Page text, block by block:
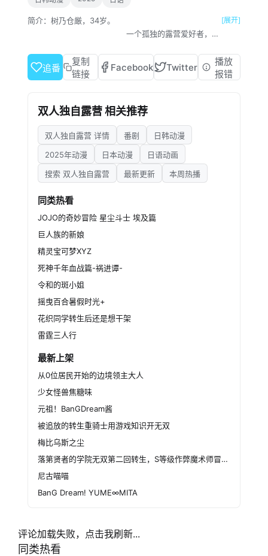
简介： 树乃仓厳，34岁。
一个孤独的露营爱好者，
在一次露营结
束后准备返回时，厳遇到了一个超新手的露营者
是与雫一起开始了“二人独自露营”！
厳安静的
露营生活将会发生怎样的变化呢……
[展开]
追番
复制
链接
Facebook Twitter
播放
报错
双人独自露营 相关推荐
双人独自露营 详情 番剧
日韩动漫
2025年动漫
日本动漫
日语动画
搜索 双人独自露营
最新更新 本周热播
同类热看
JOJO的奇妙冒险 星尘斗士 埃及篇
巨人族的新娘
精灵宝可梦XYZ
死神千年血战篇-祸进谭-
令和的斑小姐
摇曳百合暑假时光+
花织同学转生后还是想干架
雷霆三人行
最新上架
从0位居民开始的边境领主大人
少女怪兽焦糖味
元祖！BanGDream酱
被追放的转生重骑士用游戏知识开无双
梅比乌斯之尘
落第贤者的学院无双第二回转生，S等级作弊魔术师冒险记
尼古喵喵
BanG Dream! YUME∞MITA
评论加载失败，点击我刷新...
同类热看